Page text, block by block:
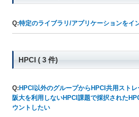
Q:特定のライブラリ/アプリケーションをイ
HPCI ( 3 件)
Q: HPCI以外のグループからHPCI共用スト
阪大を利用しないHPCI課題で採択された
ウントしたい